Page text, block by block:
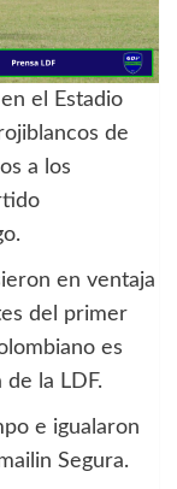
el Estadio
de
a los
en ventaja
del primer
es
la LDF.
e igualaron
Segura.